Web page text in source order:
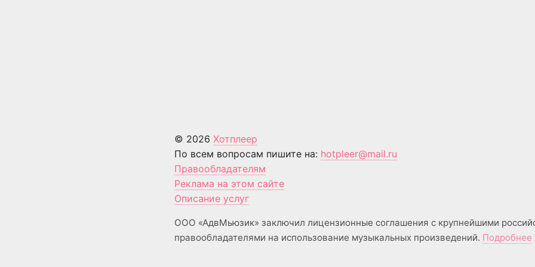
© 2026 Хотплеер
По всем вопросам пишите на: hotpleer@mail.ru
Правообладателям
Реклама на этом сайте
Описание услуг
ООО «АдвМьюзик» заключил лицензионные соглашения с крупнейшими
правообладателями на использование музыкальных произведений. Подробнее